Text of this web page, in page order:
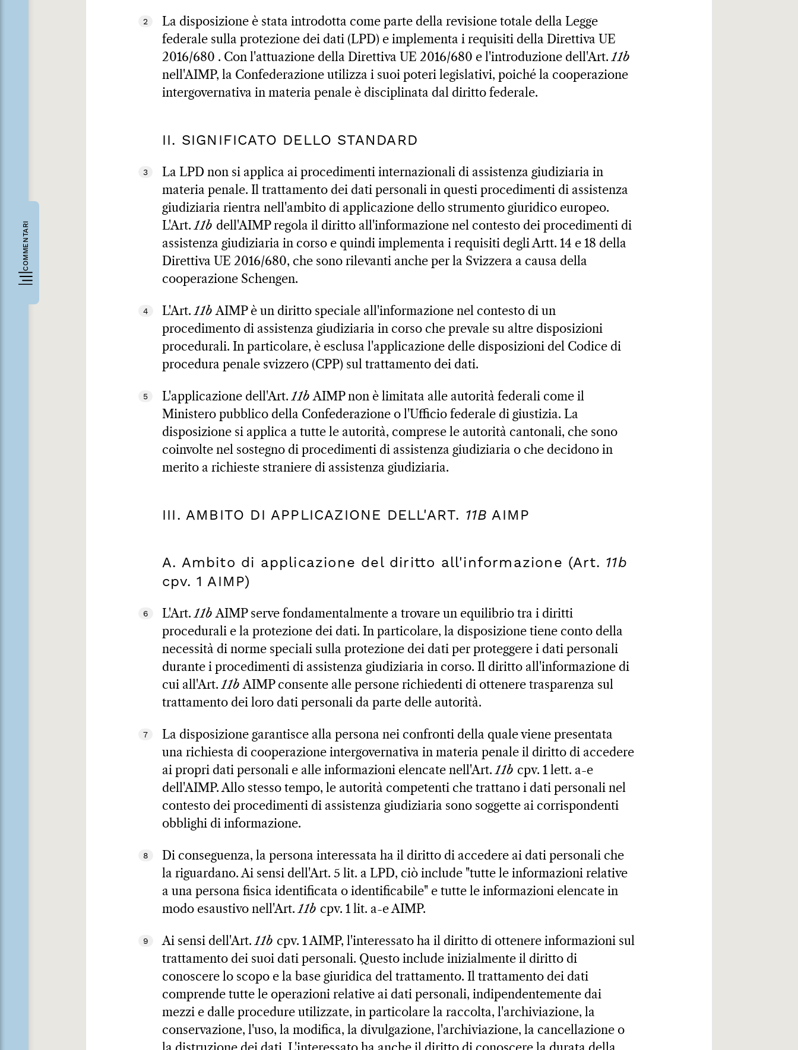
COMMENTARI
2
La disposizione è stata introdotta come parte della revisione totale della Legge
federale sulla protezione dei dati (LPD) e implementa i requisiti della Direttiva UE
2016/680 . Con l'attuazione della Direttiva UE 2016/680 e l'introduzione dell'Art. 11b
nell'AIMP, la Confederazione utilizza i suoi poteri legislativi, poiché la cooperazione
intergovernativa in materia penale è disciplinata dal diritto federale.
II. SIGNIFICATO DELLO STANDARD
3
La LPD non si applica ai procedimenti internazionali di assistenza giudiziaria in
materia penale. Il trattamento dei dati personali in questi procedimenti di assistenza
giudiziaria rientra nell'ambito di applicazione dello strumento giuridico europeo.
L'Art. 11b dell'AIMP regola il diritto all'informazione nel contesto dei procedimenti di
assistenza giudiziaria in corso e quindi implementa i requisiti degli Artt. 14 e 18 della
Direttiva UE 2016/680, che sono rilevanti anche per la Svizzera a causa della
cooperazione Schengen.
4 L'Art. 11b AIMP è un diritto speciale all'informazione nel contesto di un
procedimento di assistenza giudiziaria in corso che prevale su altre disposizioni
procedurali. In particolare, è esclusa l'applicazione delle disposizioni del Codice di
procedura penale svizzero (CPP) sul trattamento dei dati.
5 L'applicazione dell'Art. 11b AIMP non è limitata alle autorità federali come il
Ministero pubblico della Confederazione o l'Ufficio federale di giustizia. La
disposizione si applica a tutte le autorità, comprese le autorità cantonali, che sono
coinvolte nel sostegno di procedimenti di assistenza giudiziaria o che decidono in
merito a richieste straniere di assistenza giudiziaria.
III. AMBITO DI APPLICAZIONE DELL'ART. 11B AIMP
A. Ambito di applicazione del diritto all'informazione (Art. 11b
cpv. 1 AIMP)
6 L'Art. 11b AIMP serve fondamentalmente a trovare un equilibrio tra i diritti
procedurali e la protezione dei dati. In particolare, la disposizione tiene conto della
necessità di norme speciali sulla protezione dei dati per proteggere i dati personali
durante i procedimenti di assistenza giudiziaria in corso. Il diritto all'informazione di
cui all'Art. 11b AIMP consente alle persone richiedenti di ottenere trasparenza sul
trattamento dei loro dati personali da parte delle autorità.
7
La disposizione garantisce alla persona nei confronti della quale viene presentata
una richiesta di cooperazione intergovernativa in materia penale il diritto di accedere
ai propri dati personali e alle informazioni elencate nell'Art. 11b cpv. 1 lett. a-e
dell'AIMP. Allo stesso tempo, le autorità competenti che trattano i dati personali nel
contesto dei procedimenti di assistenza giudiziaria sono soggette ai corrispondenti
obblighi di informazione.
8
Di conseguenza, la persona interessata ha il diritto di accedere ai dati personali che
la riguardano. Ai sensi dell'Art. 5 lit. a LPD, ciò include "tutte le informazioni relative
a una persona fisica identificata o identificabile" e tutte le informazioni elencate in
modo esaustivo nell'Art. 11b cpv. 1 lit. a-e AIMP.
9 Ai sensi dell'Art. 11b cpv. 1 AIMP, l'interessato ha il diritto di ottenere informazioni sul
trattamento dei suoi dati personali. Questo include inizialmente il diritto di
conoscere lo scopo e la base giuridica del trattamento. Il trattamento dei dati
comprende tutte le operazioni relative ai dati personali, indipendentemente dai
mezzi e dalle procedure utilizzate, in particolare la raccolta, l'archiviazione, la
conservazione, l'uso, la modifica, la divulgazione, l'archiviazione, la cancellazione o